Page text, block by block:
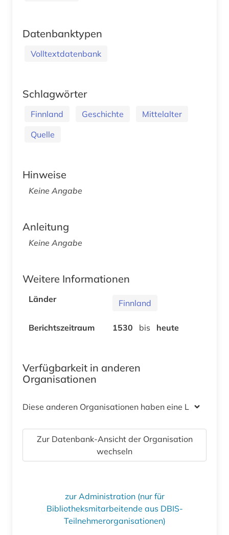
Datenbanktypen
Volltextdatenbank
Schlagwörter
Finnland Geschichte
Mittelalter
Quelle
Hinweise
Keine Angabe
Anleitung
Keine Angabe
Weitere Informationen
Länder Finnland
Berichtszeitraum 1530 bis heute
Verfügbarkeit in anderen
Organisationen
Diese anderen Organisationen haben eine Lizenz
Zur Datenbank-Ansicht der Organisation
wechseln
zur Administration (nur für
Bibliotheksmitarbeitende aus DBIS-
Teilnehmerorganisationen)